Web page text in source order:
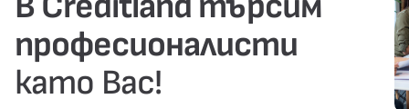
професионалисти
като Вас!